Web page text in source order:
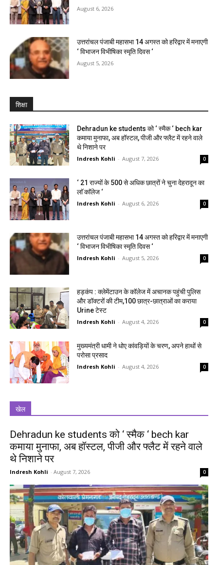
August 6, 2026
उत्तरांचल पंजाबी महासभा 14 अगस्त को हरिद्वार में मनाएगी
‘ विभाजन विभीषिका स्मृति दिवस ‘
August 5, 2026
शिक्षा
Dehradun ke students को ‘ स्मैक ‘ bech kar
कमाया मुनाफा, अब हॉस्टल, पीजी और फ्लैट में रहने वाले
थे निशाने पर
Indresh Kohli - August 7, 2026 0
‘ 21 राज्यों के 500 से अधिक छात्रों ने चुना देहरादून का
लाॅ काॅलेज ‘
Indresh Kohli - August 6, 2026 0
उत्तरांचल पंजाबी महासभा 14 अगस्त को हरिद्वार में मनाएगी
‘ विभाजन विभीषिका स्मृति दिवस ‘
Indresh Kohli - August 5, 2026 0
हड़कंप : क्लेमेंटाउन के कॉलेज में अचानक पहुंची पुलिस
और डॉक्टरों की टीम,100 छात्र-छात्राओं का कराया
Urine टेस्ट
Indresh Kohli - August 4, 2026 0
मुख्यमंत्री धामी ने धोए कांवड़ियों के चरण, अपने हाथों से
परोसा प्रसाद
Indresh Kohli - August 4, 2026 0
खेल
Dehradun ke students को ‘ स्मैक ‘ bech kar
कमाया मुनाफा, अब हॉस्टल, पीजी और फ्लैट में रहने वाले
थे निशाने पर
Indresh Kohli - August 7, 2026 0